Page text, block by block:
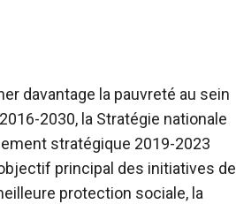
davantage la pauvreté au sein
2030, la Stratégie nationale
stratégique 2019-2023
principal des initiatives de
protection sociale, la